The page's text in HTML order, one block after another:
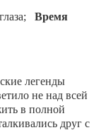
Время
легенды
не над всей
в полной
друг с